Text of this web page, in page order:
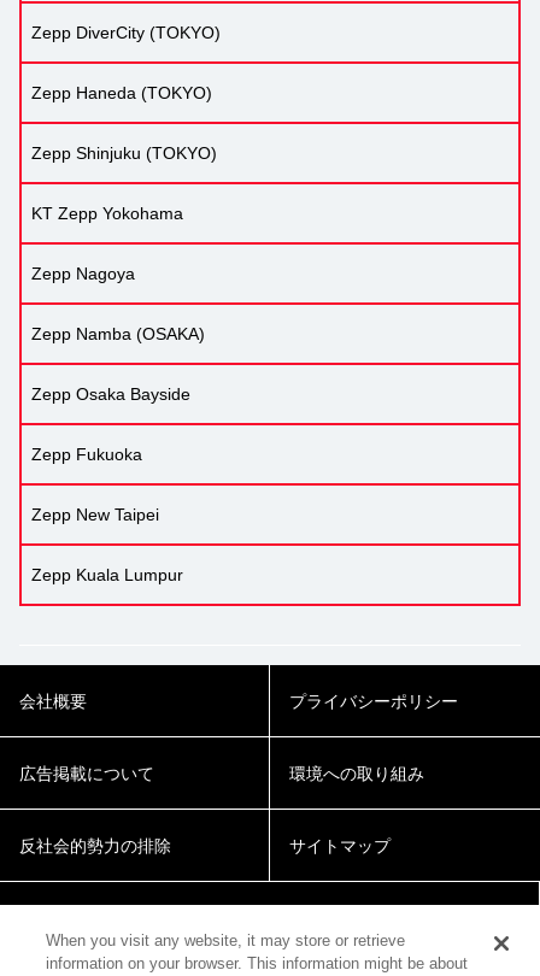
Zepp DiverCity (TOKYO)
Zepp Haneda (TOKYO)
Zepp Shinjuku (TOKYO)
KT Zepp Yokohama
Zepp Nagoya
Zepp Namba (OSAKA)
Zepp Osaka Bayside
Zepp Fukuoka
Zepp New Taipei
Zepp Kuala Lumpur
会社概要 プライバシーポリシー
広告掲載について 環境への取り組み
反社会的勢力の排除 サイトマップ
When you visit any website, it may store or retrieve
information on your browser. This information might be about